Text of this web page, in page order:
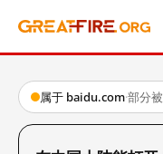
属于 baidu.com·部分